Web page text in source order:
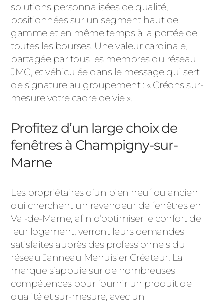
solutions personnalisées de qualité,
positionnées sur un segment haut de
gamme et en même temps à la portée de
toutes les bourses. Une valeur cardinale,
partagée par tous les membres du réseau
JMC, et véhiculée dans le message qui sert
de signature au groupement : « Créons sur-
mesure votre cadre de vie ».
Profitez d’un large choix de
fenêtres à Champigny-sur-
Marne
Les propriétaires d’un bien neuf ou ancien
qui cherchent un revendeur de fenêtres en
Val-de-Marne, afin d’optimiser le confort de
leur logement, verront leurs demandes
satisfaites auprès des professionnels du
réseau Janneau Menuisier Créateur. La
marque s’appuie sur de nombreuses
compétences pour fournir un produit de
qualité et sur-mesure, avec un